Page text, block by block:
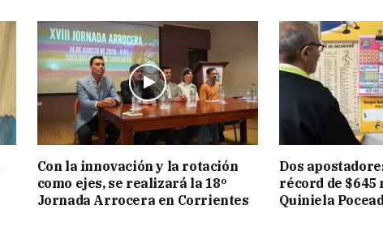
Con la innovación y la rotación
como ejes, se realizará la 18º
Jornada Arrocera en Corrientes
Dos
récord de $645
Quiniela